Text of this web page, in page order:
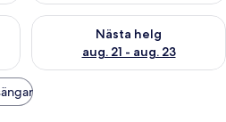
den här helgen aug. 14 - aug.
Nästa helg
aug. 21 - aug. 23
Kontrollera tillgängligheten